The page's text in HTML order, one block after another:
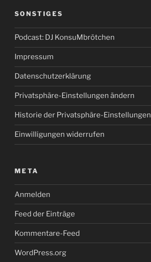
SONSTIGES
Podcast: DJ KonsuMbrötchen
Impressum
Datenschutzerklärung
Privatsphäre-Einstellungen ändern
Historie der Privatsphäre-Einstellungen
Einwilligungen widerrufen
META
Anmelden
Feed der Einträge
Kommentare-Feed
WordPress.org